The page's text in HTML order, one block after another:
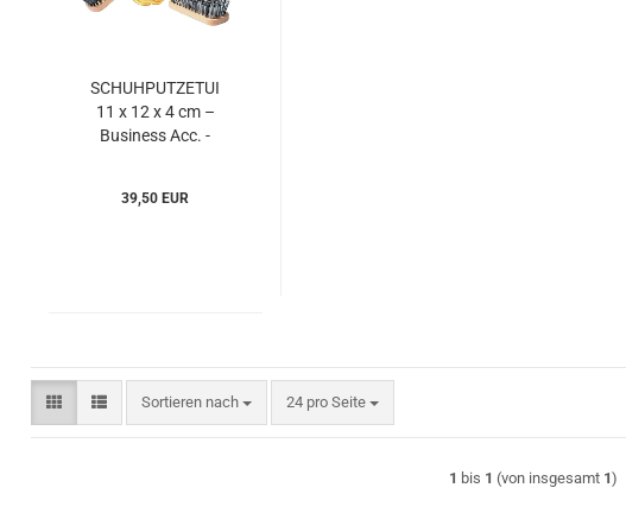
SCHUHPUTZETUI
11 x 12 x 4 cm –
Business Acc. -
39,50 EUR
Sortieren nach
Sortieren nach 24 pro Seite
pro Seite
1 bis 1 (von insgesamt 1)